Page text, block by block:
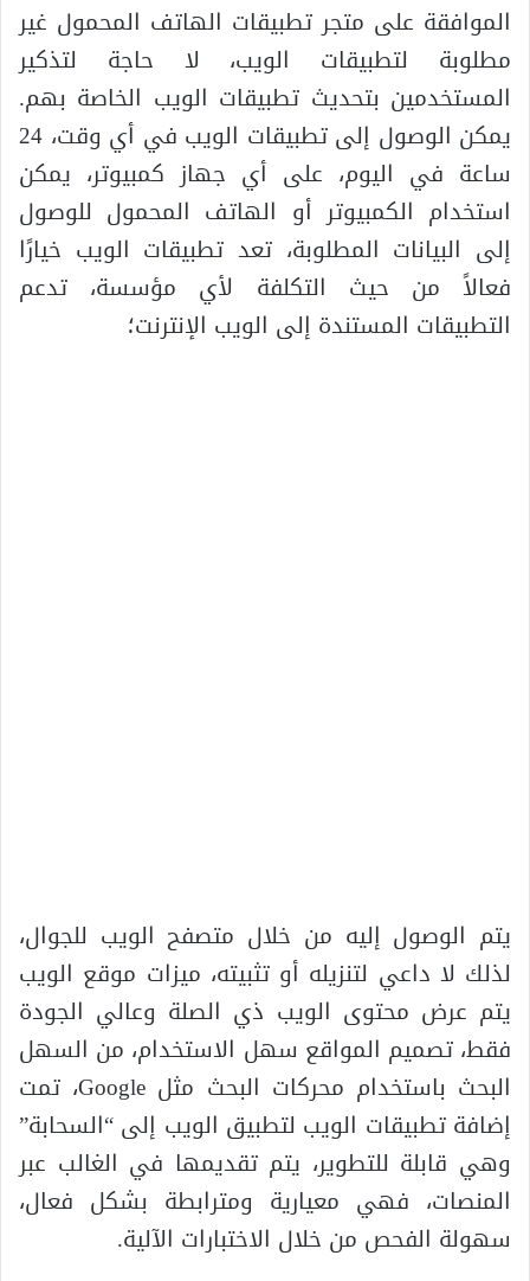
الموافقة على متجر تطبيقات الهاتف المحمول غير
مطلوبة لتطبيقات الويب، لا حاجة لتذكير
المستخدمين بتحديث تطبيقات الويب الخاصة بهم.
يمكن الوصول إلى تطبيقات الويب في أي وقت، 24
ساعة في اليوم، على أي جهاز كمبيوتر، يمكن
استخدام الكمبيوتر أو الهاتف المحمول للوصول
إلى البيانات المطلوبة، تعد تطبيقات الويب خيارًا
فعالاً من حيث التكلفة لأي مؤسسة، تدعم
التطبيقات المستندة إلى الويب الإنترنت؛
يتم الوصول إليه من خلال متصفح الويب للجوال،
لذلك لا داعي لتنزيله أو تثبيته، ميزات موقع الويب
يتم عرض محتوى الويب ذي الصلة وعالي الجودة
فقط، تصميم المواقع سهل الاستخدام، من السهل
البحث باستخدام محركات البحث مثل Google، تمت
إضافة تطبيقات الويب لتطبيق الويب إلى “السحابة”
وهي قابلة للتطوير، يتم تقديمها في الغالب عبر
المنصات، فهي معيارية ومترابطة بشكل فعال،
سهولة الفحص من خلال الاختبارات الآلية.